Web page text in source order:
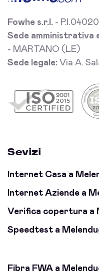
Fowhe s.r.l. -
Sede amministrativa
- MARTANO (LE)
Sede legale: Via A.
Sevizi
Internet Casa a
Internet Aziende a
Verifica copertura a
Speedtest a
Fibra FWA a